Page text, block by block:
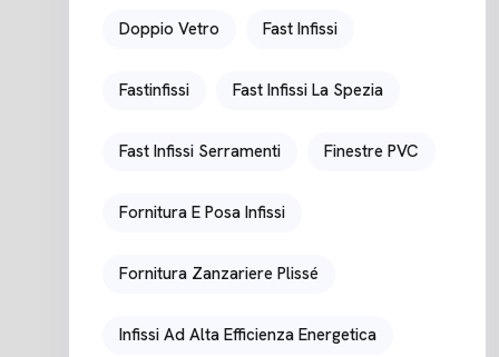
Doppio Vetro Fast Infissi
Fastinfissi Fast Infissi La Spezia
Fast Infissi Serramenti Finestre PVC
Fornitura E Posa Infissi
Fornitura Zanzariere Plissé
Infissi Ad Alta Efficienza Energetica